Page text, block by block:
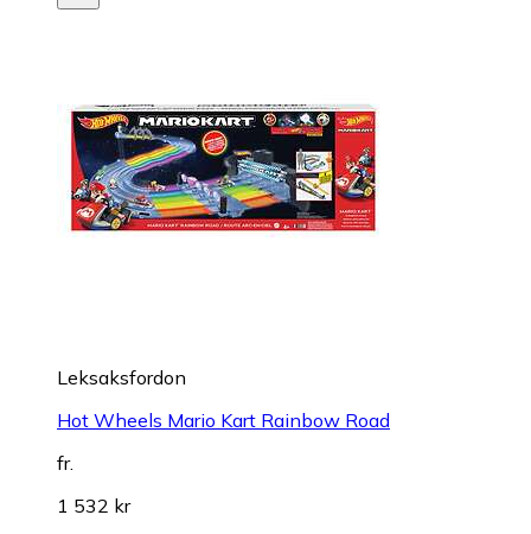
Leksaksfordon
Hot Wheels Mario Kart Rainbow Road
fr.
1 532 kr